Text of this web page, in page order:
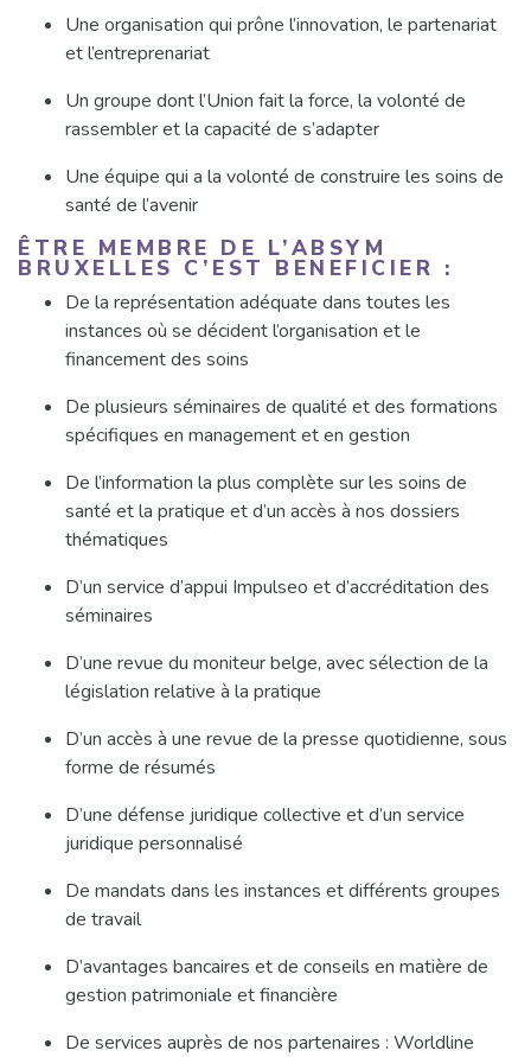
Une organisation qui prône l’innovation, le partenariat
et l’entreprenariat
Un groupe dont l’Union fait la force, la volonté de
rassembler et la capacité de s’adapter
Une équipe qui a la volonté de construire les soins de
santé de l’avenir
ÊTRE MEMBRE DE L’ABSYM
BRUXELLES C’EST BENEFICIER :
De la représentation adéquate dans toutes les
instances où se décident l’organisation et le
financement des soins
De plusieurs séminaires de qualité et des formations
spécifiques en management et en gestion
De l’information la plus complète sur les soins de
santé et la pratique et d’un accès à nos dossiers
thématiques
D’un service d’appui Impulseo et d’accréditation des
séminaires
D’une revue du moniteur belge, avec sélection de la
législation relative à la pratique
D’un accès à une revue de la presse quotidienne, sous
forme de résumés
D’une défense juridique collective et d’un service
juridique personnalisé
De mandats dans les instances et différents groupes
de travail
D’avantages bancaires et de conseils en matière de
gestion patrimoniale et financière
De services auprès de nos partenaires : Worldline